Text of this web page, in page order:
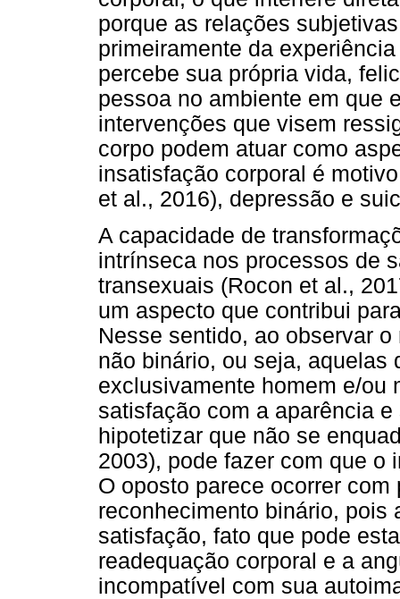
porque as relações
primeiramente da
percebe sua própria vida,
pessoa no ambiente em que
intervenções que visem
corpo podem atuar como
insatisfação corporal é
et al., 2016), depressão e
A capacidade de
intrínseca nos processos de
transexuais (Rocon et al.,
um aspecto que contribui
Nesse sentido, ao observar
não binário, ou seja, aquelas
exclusivamente homem e/ou
satisfação com a aparência
hipotetizar que não se
2003), pode fazer com que o
O oposto parece ocorrer
reconhecimento binário, pois
satisfação, fato que pode
readequação corporal e a
incompatível com sua